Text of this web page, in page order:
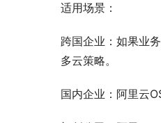
适用场景：
跨国企业：如果业
多云策略。
国内企业：阿里云